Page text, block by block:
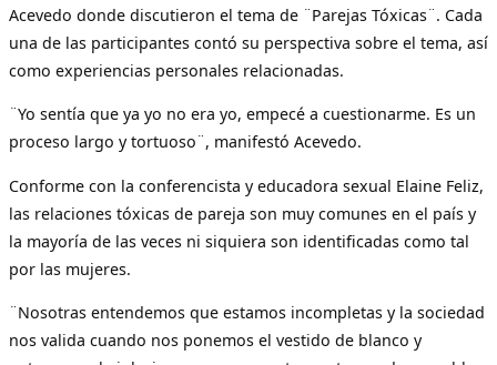
Acevedo donde discutieron el tema de ¨Parejas Tóxicas¨. Cada
una de las participantes contó su perspectiva sobre el tema, así
como experiencias personales relacionadas.
¨Yo sentía que ya yo no era yo, empecé a cuestionarme. Es un
proceso largo y tortuoso¨, manifestó Acevedo.
Conforme con la conferencista y educadora sexual Elaine Feliz,
las relaciones tóxicas de pareja son muy comunes en el país y
la mayoría de las veces ni siquiera son identificadas como tal
por las mujeres.
¨Nosotras entendemos que estamos incompletas y la sociedad
nos valida cuando nos ponemos el vestido de blanco y